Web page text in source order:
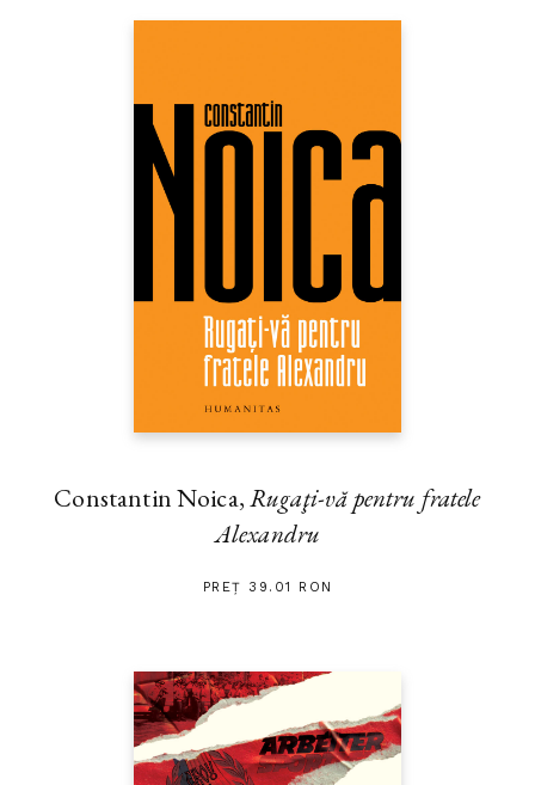
Constantin Noica,Rugaţi-vă pentru fratele
Alexandru
PREȚ 39.01 RON